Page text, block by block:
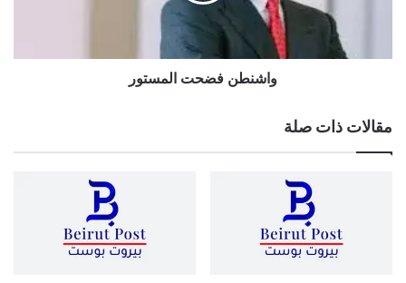
واشنطن فضحت المستور
مقالات ذات صلة